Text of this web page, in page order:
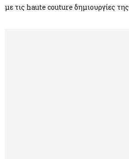
με τις haute couture δημιουργίες της